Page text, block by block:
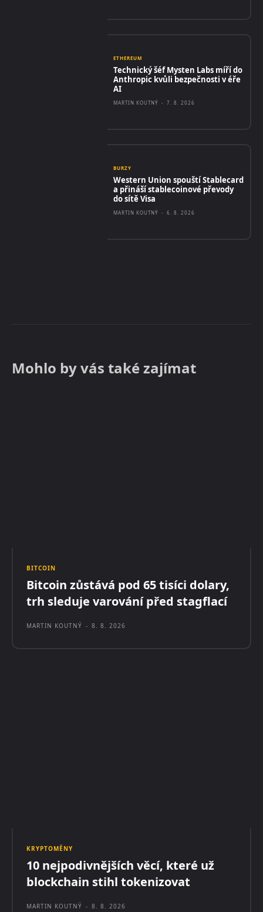
ETHEREUM
Technický šéf Mysten Labs míří do
Anthropic kvůli bezpečnosti v éře
AI
MARTIN KOUTNÝ - 7. 8. 2026
BURZY
Western Union spouští Stablecard
a přináší stablecoinové převody
do sítě Visa
MARTIN KOUTNÝ - 6. 8. 2026
Mohlo by vás také zajímat
BITCOIN
Bitcoin zůstává pod 65 tisíci dolary,
trh sleduje varování před stagflací
MARTIN KOUTNÝ - 8. 8. 2026
KRYPTOMĚNY
10 nejpodivnějších věcí, které už
blockchain stihl tokenizovat
MARTIN KOUTNÝ - 8. 8. 2026